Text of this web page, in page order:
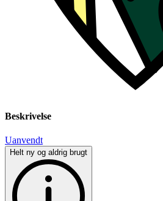
Beskrivelse
Uanvendt
Helt ny og aldrig brugt